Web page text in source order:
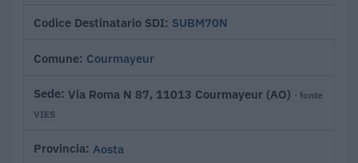
Codice Destinatario SDI SUBM70N
Comune Courmayeur
Sede Via Roma N 87, 11013 Courmayeur (AO) · fonte
VIES
Provincia Aosta